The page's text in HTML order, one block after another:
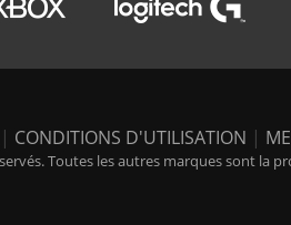
| CONDITIONS D'UTILISATION |
Toutes les autres marques sont la